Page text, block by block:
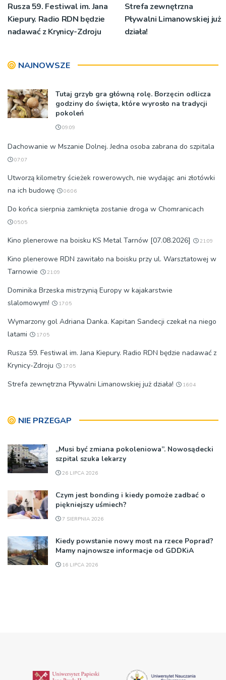
Rusza 59. Festiwal im. Jana
Kiepury. Radio RDN będzie
nadawać z Krynicy-Zdroju
Strefa zewnętrzna
Pływalni Limanowskiej już
działa!
NAJNOWSZE
Tutaj grzyb gra główną rolę. Borzęcin odlicza
godziny do święta, które wyrosło na tradycji
pokoleń
09:09
Dachowanie w Mszanie Dolnej. Jedna osoba zabrana do szpitala
07:07
Utworzą kilometry ścieżek rowerowych, nie wydając ani złotówki
na ich budowę
06:06
Do końca sierpnia zamknięta zostanie droga w Chomranicach
05:05
Kino plenerowe na boisku KS Metal Tarnów [07.08.2026] 21:09
Kino plenerowe RDN zawitało na boisku przy ul. Warsztatowej w
Tarnowie
21:09
Dominika Brzeska mistrzynią Europy w kajakarstwie
slalomowym!
17:05
Wymarzony gol Adriana Danka. Kapitan Sandecji czekał na niego
latami
17:05
Rusza 59. Festiwal im. Jana Kiepury. Radio RDN będzie nadawać z
Krynicy-Zdroju
17:05
Strefa zewnętrzna Pływalni Limanowskiej już działa! 16:04
NIE PRZEGAP
„Musi być zmiana pokoleniowa”. Nowosądecki
szpital szuka lekarzy
26 LIPCA 2026
Czym jest bonding i kiedy pomoże zadbać o
piękniejszy uśmiech?
7 SIERPNIA 2026
Kiedy powstanie nowy most na rzece Poprad?
Mamy najnowsze informacje od GDDKiA
16 LIPCA 2026